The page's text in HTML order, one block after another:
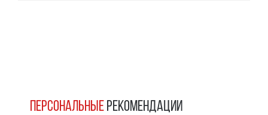
ПЕРСОНАЛЬНЫЕ РЕКОМЕНДАЦИИ